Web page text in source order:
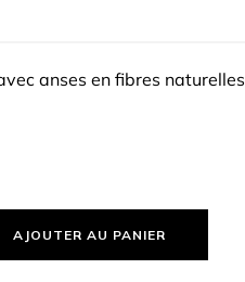
anses en fibres naturelles
AJOUTER AU PANIER